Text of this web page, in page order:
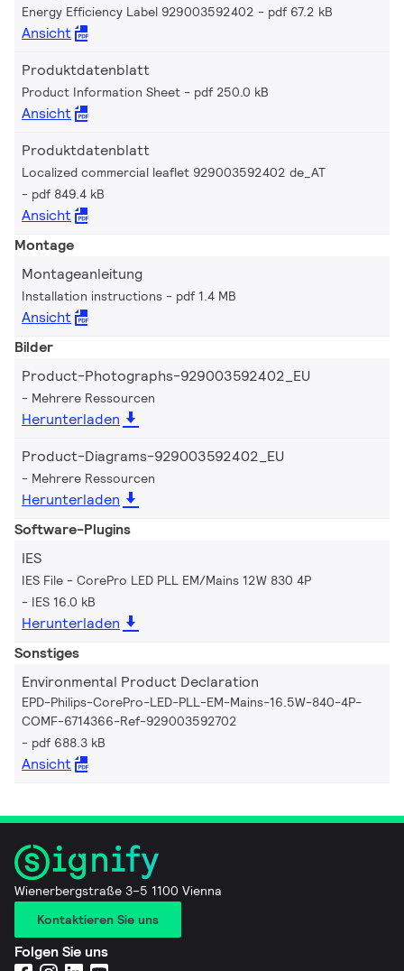
Energy Efficiency Label 929003592402 pdf 67.2 kB
Ansicht
Produktdatenblatt
Product Information Sheet pdf 250.0 kB
Ansicht
Produktdatenblatt
Localized commercial leaflet 929003592402 de_AT
pdf 849.4 kB
Ansicht
Montage
Montageanleitung
Installation instructions pdf 1.4 MB
Ansicht
Bilder
Product-Photographs-929003592402_EU
Mehrere Ressourcen
Herunterladen
Product-Diagrams-929003592402_EU
Mehrere Ressourcen
Herunterladen
Software-Plugins
IES
IES File - CorePro LED PLL EM/Mains 12W 830 4P
IES 16.0 kB
Herunterladen
Sonstiges
Environmental Product Declaration
EPD-Philips-CorePro-LED-PLL-EM-Mains-16.5W-840-4P-
COMF-6714366-Ref-929003592702
pdf 688.3 kB
Ansicht
Wienerbergstraße 3–5 1100 Vienna
Kontaktieren Sie uns
Folgen Sie uns